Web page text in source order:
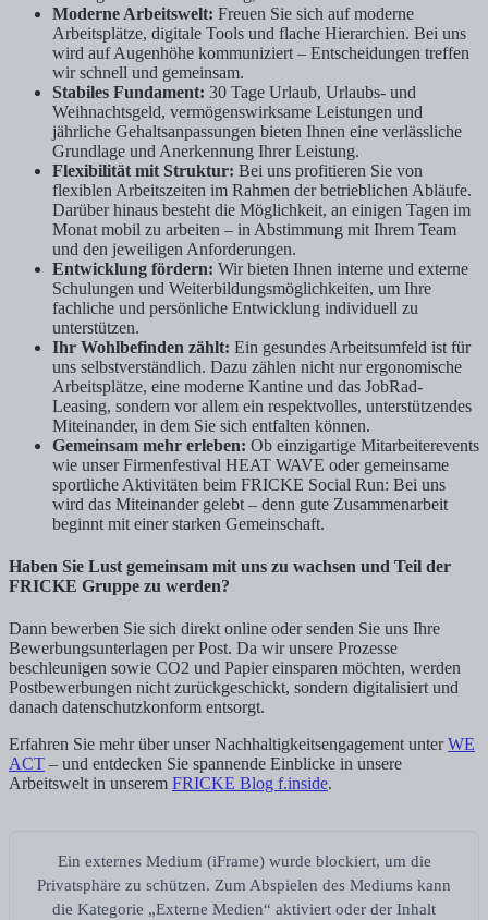
Moderne Arbeitswelt: Freuen Sie sich auf moderne
Arbeitsplätze, digitale Tools und flache Hierarchien. Bei uns
wird auf Augenhöhe kommuniziert – Entscheidungen treffen
wir schnell und gemeinsam.
Stabiles Fundament: 30 Tage Urlaub, Urlaubs- und
Weihnachtsgeld, vermögenswirksame Leistungen und
jährliche Gehaltsanpassungen bieten Ihnen eine verlässliche
Grundlage und Anerkennung Ihrer Leistung.
Flexibilität mit Struktur: Bei uns profitieren Sie von
flexiblen Arbeitszeiten im Rahmen der betrieblichen Abläufe.
Darüber hinaus besteht die Möglichkeit, an einigen Tagen im
Monat mobil zu arbeiten – in Abstimmung mit Ihrem Team
und den jeweiligen Anforderungen.
Entwicklung fördern: Wir bieten Ihnen interne und externe
Schulungen und Weiterbildungsmöglichkeiten, um Ihre
fachliche und persönliche Entwicklung individuell zu
unterstützen.
Ihr Wohlbefinden zählt: Ein gesundes Arbeitsumfeld ist für
uns selbstverständlich. Dazu zählen nicht nur ergonomische
Arbeitsplätze, eine moderne Kantine und das JobRad-
Leasing, sondern vor allem ein respektvolles, unterstützendes
Miteinander, in dem Sie sich entfalten können.
Gemeinsam mehr erleben: Ob einzigartige Mitarbeiterevents
wie unser Firmenfestival HEAT WAVE oder gemeinsame
sportliche Aktivitäten beim FRICKE Social Run: Bei uns
wird das Miteinander gelebt – denn gute Zusammenarbeit
beginnt mit einer starken Gemeinschaft.
Haben Sie Lust gemeinsam mit uns zu wachsen und Teil der
FRICKE Gruppe zu werden?
Dann bewerben Sie sich direkt online oder senden Sie uns Ihre
Bewerbungsunterlagen per Post. Da wir unsere Prozesse
beschleunigen sowie CO2 und Papier einsparen möchten, werden
Postbewerbungen nicht zurückgeschickt, sondern digitalisiert und
danach datenschutzkonform entsorgt.
Erfahren Sie mehr über unser Nachhaltigkeitsengagement unterWE
ACT – und entdecken Sie spannende Einblicke in unsere
Arbeitswelt in unserem FRICKE Blog f.inside.
Ein externes Medium (iFrame) wurde blockiert, um die
Privatsphäre zu schützen. Zum Abspielen des Mediums kann
die Kategorie „Externe Medien“ aktiviert oder der Inhalt